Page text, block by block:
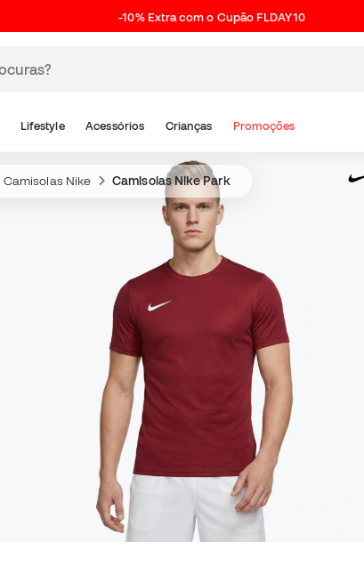
-10% Extra com o Cupão FLDAY10
Lifestyle Acessórios Crianças Promoções
Camisolas Nike Camisolas Nike Park